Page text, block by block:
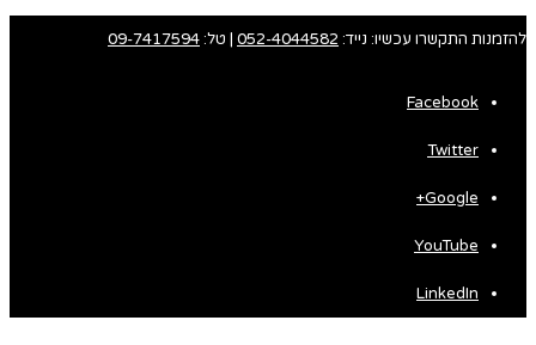
להזמנות התקשרו עכשיו: נייד: 052-4044582 | טל:09-7417594
Facebook
Twitter
Google+
YouTube
LinkedIn